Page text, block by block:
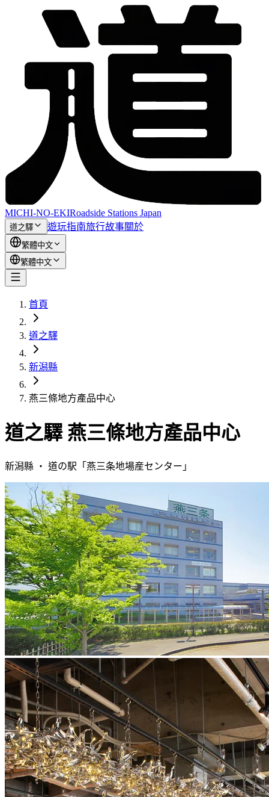
MICHI-NO-EKIRoadside Stations Japan
道之驛 遊玩指南旅行故事關於
繁體中文
繁體中文
首頁
道之驛
新潟縣
燕三條地方產品中心
道之驛 燕三條地方產品中心
新潟縣 ・ 道の駅「 燕三条地場産センター 」